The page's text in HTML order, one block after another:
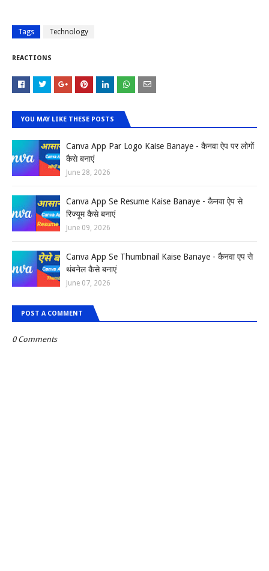
Tags Technology
REACTIONS
YOU MAY LIKE THESE POSTS
Canva App Par Logo Kaise Banaye - कैनवा ऐप पर लोगों
कैसे बनाएं
June 28, 2026
Canva App Se Resume Kaise Banaye - कैनवा ऐप से
रिज्यूम कैसे बनाएं
June 09, 2026
Canva App Se Thumbnail Kaise Banaye - कैनवा एप से
थंबनेल कैसे बनाएं
June 07, 2026
POST A COMMENT
0 Comments